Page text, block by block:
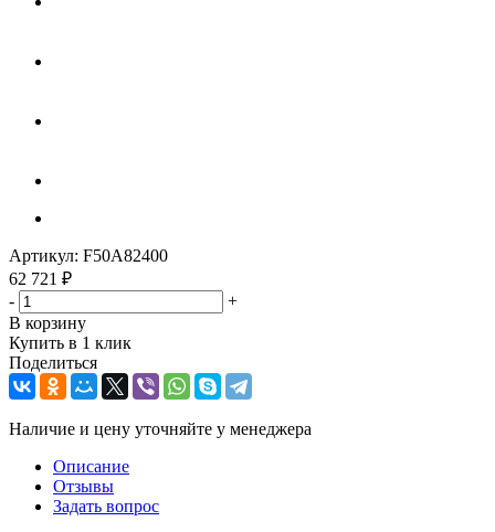
Артикул: F50A82400
62 721 ₽
-
+
В корзину
Купить в 1 клик
Поделиться
Наличие и цену уточняйте у менеджера
Описание
Отзывы
Задать вопрос